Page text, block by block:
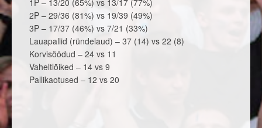
2P – 29/36 (81%) vs 19/39 (49%)
3P – 17/37 (46%) vs 7/21 (33%)
Lauapallid (ründelaud) – 37 (14) vs 22 (8)
Korvisöödud – 24 vs 11
Vaheltlõiked – 14 vs 9
Pallikaotused – 12 vs 20